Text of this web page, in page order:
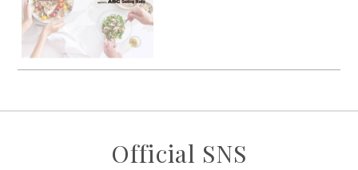
Official SNS